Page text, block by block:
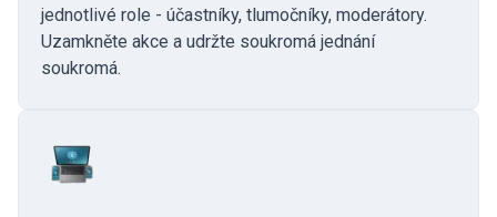
jednotlivé role - účastníky, tlumočníky, moderátory.
Uzamkněte akce a udržte soukromá jednání
soukromá.